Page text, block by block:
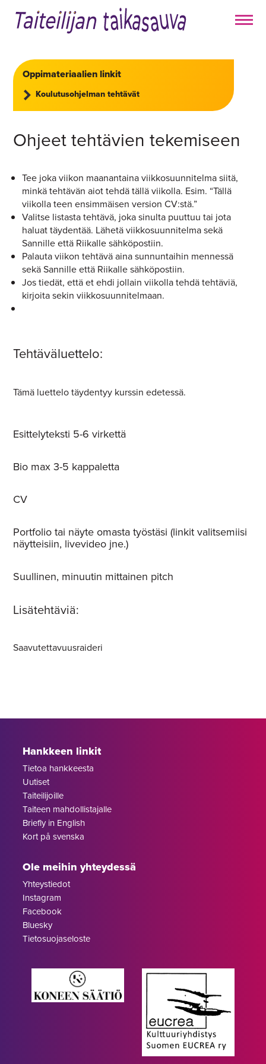
Oppimateriaalien linkit
Koulutusohjelman tehtävät
Ohjeet tehtävien tekemiseen
Tee joka viikon maanantaina viikkosuunnitelma siitä,
minkä tehtävän aiot tehdä tällä viikolla. Esim. “Tällä
viikolla teen ensimmäisen version CV:stä.”
Valitse listasta tehtävä, joka sinulta puuttuu tai jota
haluat täydentää. Lähetä viikkosuunnitelma sekä
Sannille että Riikalle sähköpostiin.
Palauta viikon tehtävä aina sunnuntaihin mennessä
sekä Sannille että Riikalle sähköpostiin.
Jos tiedät, että et ehdi jollain viikolla tehdä tehtäviä,
kirjoita sekin viikkosuunnitelmaan.
Tehtäväluettelo:
Tämä luettelo täydentyy kurssin edetessä.
Esittelyteksti 5-6 virkettä
Bio max 3-5 kappaletta
CV
Portfolio tai näyte omasta työstäsi (linkit valitsemiisi
näytteisiin, livevideo jne.)
Suullinen, minuutin mittainen pitch
Lisätehtäviä:
Saavutettavuusraideri
Hankkeen linkit
Tietoa hankkeesta
Uutiset
Taiteilijoille
Taiteen mahdollistajalle
Briefly in English
Kort på svenska
Ole meihin yhteydessä
Yhteystiedot
Instagram
Facebook
Bluesky
Tietosuojaseloste